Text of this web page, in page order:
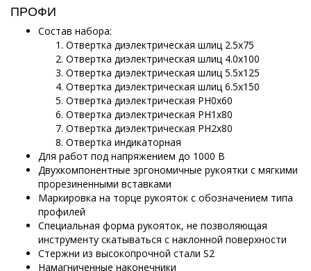
ПРОФИ
Состав набора:
Отвертка диэлектрическая шлиц 2.5х75
Отвертка диэлектрическая шлиц 4.0х100
Отвертка диэлектрическая шлиц 5.5х125
Отвертка диэлектрическая шлиц 6.5х150
Отвертка диэлектрическая РН0х60
Отвертка диэлектрическая PH1х80
Отвертка диэлектрическая PH2х80
Отвертка индикаторная
Для работ под напряжением до 1000 В
Двухкомпонентные эргономичные рукоятки с мягкими
прорезиненными вставками
Маркировка на торце рукояток с обозначением типа
профилей
Специальная форма рукояток, не позволяющая
инструменту скатываться с наклонной поверхности
Стержни из высокопрочной стали S2
Намагниченные наконечники